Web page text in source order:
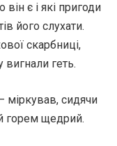
є і які пригоди
його слухати.
скарбниці,
геть.
міркував, сидячи
горем щедрий.